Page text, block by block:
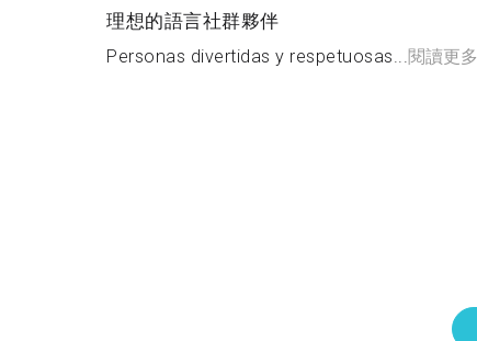
理想的語言社群夥伴
Personas divertidas y respetuosas...閱讀更多